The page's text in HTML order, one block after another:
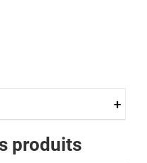
produits